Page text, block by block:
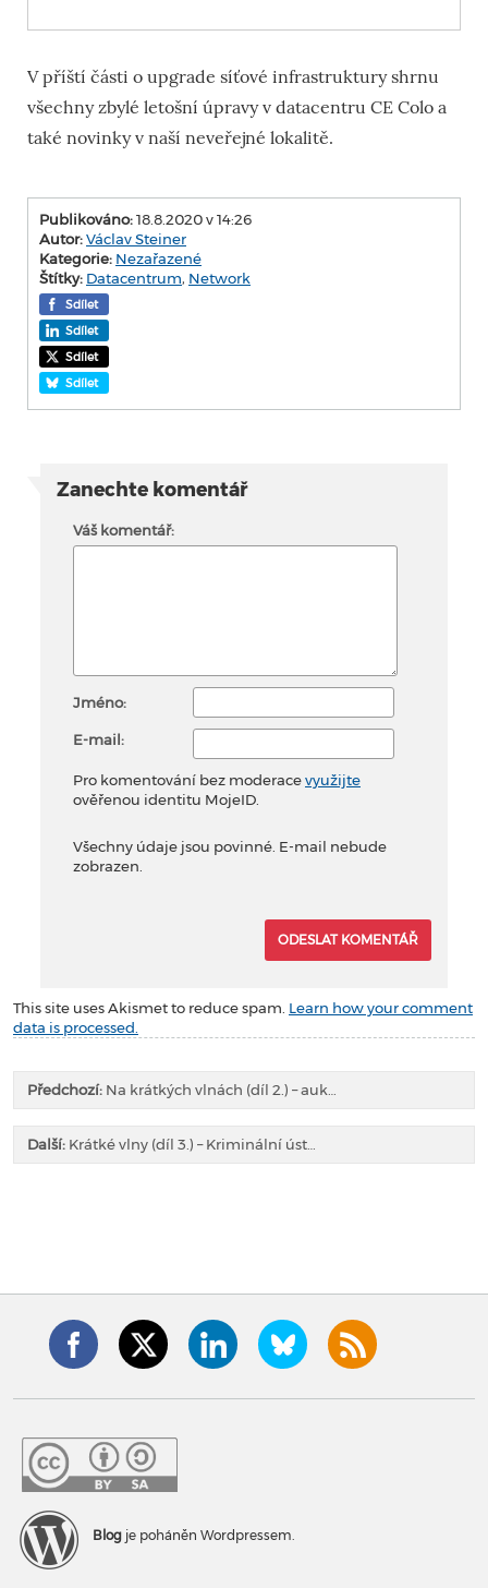
V příští části o upgrade síťové infrastruktury shrnu
všechny zbylé letošní úpravy v datacentru CE Colo a
také novinky v naší neveřejné lokalitě.
Publikováno:18.8.2020 v 14:26
Autor:Václav Steiner
Kategorie: Nezařazené
Štítky: Datacentrum, Network
Sdílet
Sdílet
Sdílet
Sdílet
Zanechte komentář
Váš komentář:
Jméno:
E-mail:
Pro komentování bez moderacevyužijte
ověřenou identitu MojeID.
Všechny údaje jsou povinné. E-mail nebude
zobrazen.
This site uses Akismet to reduce spam. Learn how your comment
data is processed.
Předchozí: Na krátkých vlnách (díl 2.) – auk…
Další: Krátké vlny (díl 3.) – Kriminální úst…
Blog je poháněn Wordpressem.